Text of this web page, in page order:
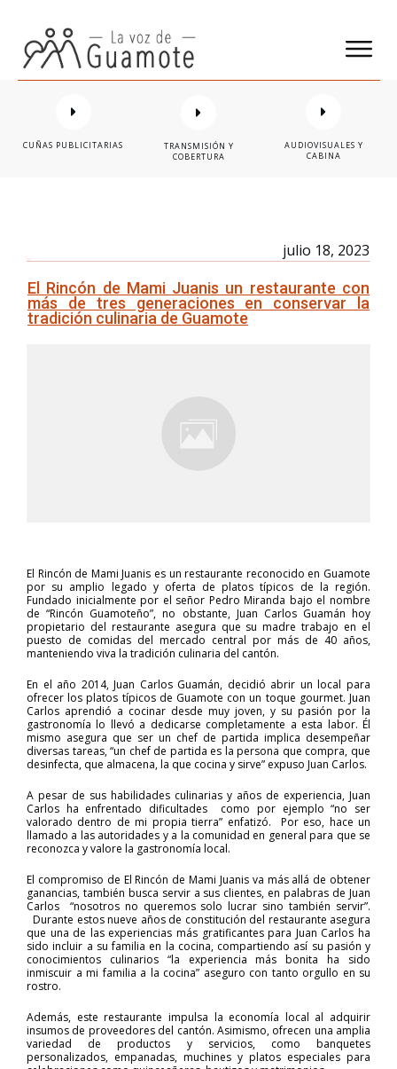
CUÑAS PUBLICITARIAS
TRANSMISIÓN Y
COBERTURA
AUDIOVISUALES Y
CABINA
julio 18, 2023
El Rincón de Mami Juanis un restaurante con
más de tres generaciones en conservar la
tradición culinaria de Guamote
El Rincón de Mami Juanis es un restaurante reconocido en Guamote
por su amplio legado y oferta de platos típicos de la región.
Fundado inicialmente por el señor Pedro Miranda bajo el nombre
de “Rincón Guamoteño”, no obstante, Juan Carlos Guamán hoy
propietario del restaurante asegura que su madre trabajo en el
puesto de comidas del mercado central por más de 40 años,
manteniendo viva la tradición culinaria del cantón.
En el año 2014, Juan Carlos Guamán, decidió abrir un local para
ofrecer los platos típicos de Guamote con un toque gourmet. Juan
Carlos aprendió a cocinar desde muy joven, y su pasión por la
gastronomía lo llevó a dedicarse completamente a esta labor. Él
mismo asegura que ser un chef de partida implica desempeñar
diversas tareas, “un chef de partida es la persona que compra, que
desinfecta, que almacena, la que cocina y sirve” expuso Juan Carlos.
A pesar de sus habilidades culinarias y años de experiencia, Juan
Carlos ha enfrentado dificultades como por ejemplo “no ser
valorado dentro de mi propia tierra” enfatizó. Por eso, hace un
llamado a las autoridades y a la comunidad en general para que se
reconozca y valore la gastronomía local.
El compromiso de El Rincón de Mami Juanis va más allá de obtener
ganancias, también busca servir a sus clientes, en palabras de Juan
Carlos “nosotros no queremos solo lucrar sino también servir”.
Durante estos nueve años de constitución del restaurante asegura
que una de las experiencias más gratificantes para Juan Carlos ha
sido incluir a su familia en la cocina, compartiendo así su pasión y
conocimientos culinarios “la experiencia más bonita ha sido
inmiscuir a mi familia a la cocina” aseguro con tanto orgullo en su
rostro.
Además, este restaurante impulsa la economía local al adquirir
insumos de proveedores del cantón. Asimismo, ofrecen una amplia
variedad de productos y servicios, como banquetes
personalizados, empanadas, muchines y platos especiales para